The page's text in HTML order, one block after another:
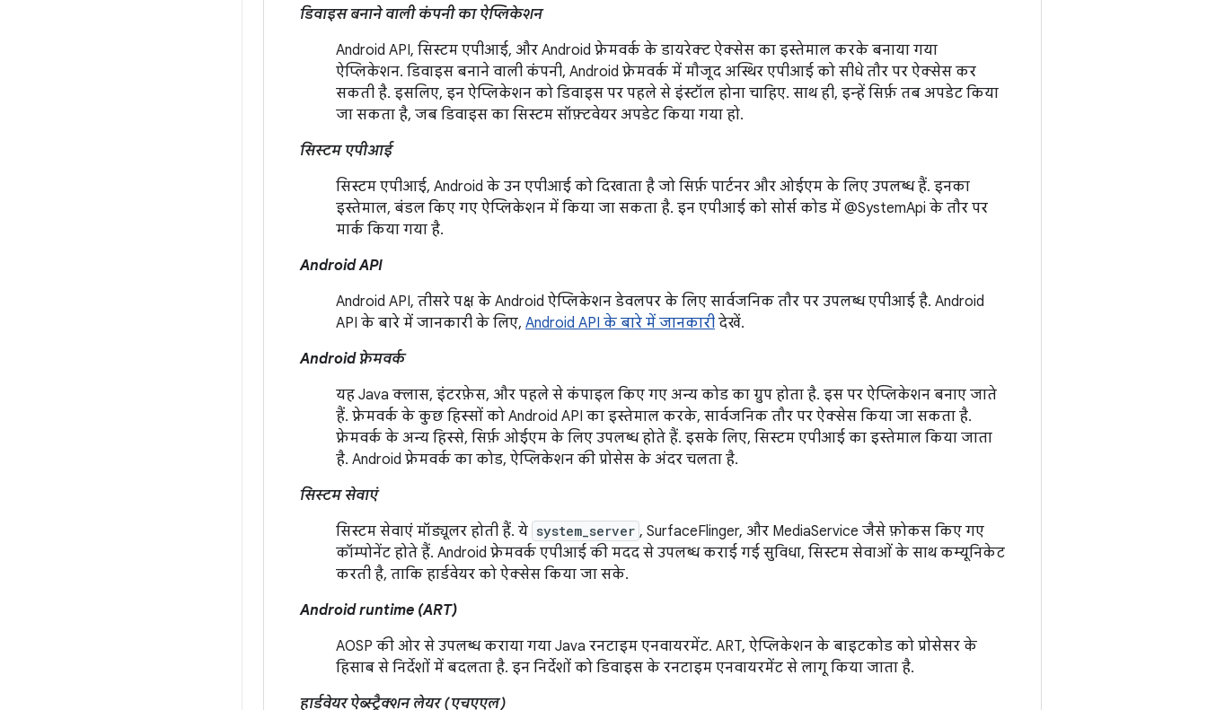
डिवाइस बनाने वाली कंपनी का ऐप्लिकेशन
Android API, सिस्टम एपीआई, और Android फ़्रेमवर्क के डायरेक्ट ऐक्सेस का इस्तेमाल करके बनाया गया
ऐप्लिकेशन. डिवाइस बनाने वाली कंपनी, Android फ़्रेमवर्क में मौजूद अस्थिर एपीआई को सीधे तौर पर ऐक्सेस कर
सकती है. इसलिए, इन ऐप्लिकेशन को डिवाइस पर पहले से इंस्टॉल होना चाहिए. साथ ही, इन्हें सिर्फ़ तब अपडेट किया
जा सकता है, जब डिवाइस का सिस्टम सॉफ़्टवेयर अपडेट किया गया हो.
सिस्टम एपीआई
सिस्टम एपीआई, Android के उन एपीआई को दिखाता है जो सिर्फ़ पार्टनर और ओईएम के लिए उपलब्ध हैं. इनका
इस्तेमाल, बंडल किए गए ऐप्लिकेशन में किया जा सकता है. इन एपीआई को सोर्स कोड में @SystemApi के तौर पर
मार्क किया गया है.
Android API
Android API, तीसरे पक्ष के Android ऐप्लिकेशन डेवलपर के लिए सार्वजनिक तौर पर उपलब्ध एपीआई है. Android
API के बारे में जानकारी के लिए, Android API के बारे में जानकारी देखें.
Android फ़्रेमवर्क
यह Java क्लास, इंटरफ़ेस, और पहले से कंपाइल किए गए अन्य कोड का ग्रुप होता है. इस पर ऐप्लिकेशन बनाए जाते
हैं. फ़्रेमवर्क के कुछ हिस्सों को Android API का इस्तेमाल करके, सार्वजनिक तौर पर ऐक्सेस किया जा सकता है.
फ़्रेमवर्क के अन्य हिस्से, सिर्फ़ ओईएम के लिए उपलब्ध होते हैं. इसके लिए, सिस्टम एपीआई का इस्तेमाल किया जाता
है. Android फ़्रेमवर्क का कोड, ऐप्लिकेशन की प्रोसेस के अंदर चलता है.
सिस्टम सेवाएं
सिस्टम सेवाएं मॉड्यूलर होती हैं. ये system_server , SurfaceFlinger, और MediaService जैसे फ़ोकस किए गए
कॉम्पोनेंट होते हैं. Android फ़्रेमवर्क एपीआई की मदद से उपलब्ध कराई गई सुविधा, सिस्टम सेवाओं के साथ कम्यूनिकेट
करती है, ताकि हार्डवेयर को ऐक्सेस किया जा सके.
Android runtime (ART)
AOSP की ओर से उपलब्ध कराया गया Java रनटाइम एनवायरमेंट. ART, ऐप्लिकेशन के बाइटकोड को प्रोसेसर के
हिसाब से निर्देशों में बदलता है. इन निर्देशों को डिवाइस के रनटाइम एनवायरमेंट से लागू किया जाता है.
हार्डवेयर ऐब्स्ट्रैक्शन लेयर (एचएएल)